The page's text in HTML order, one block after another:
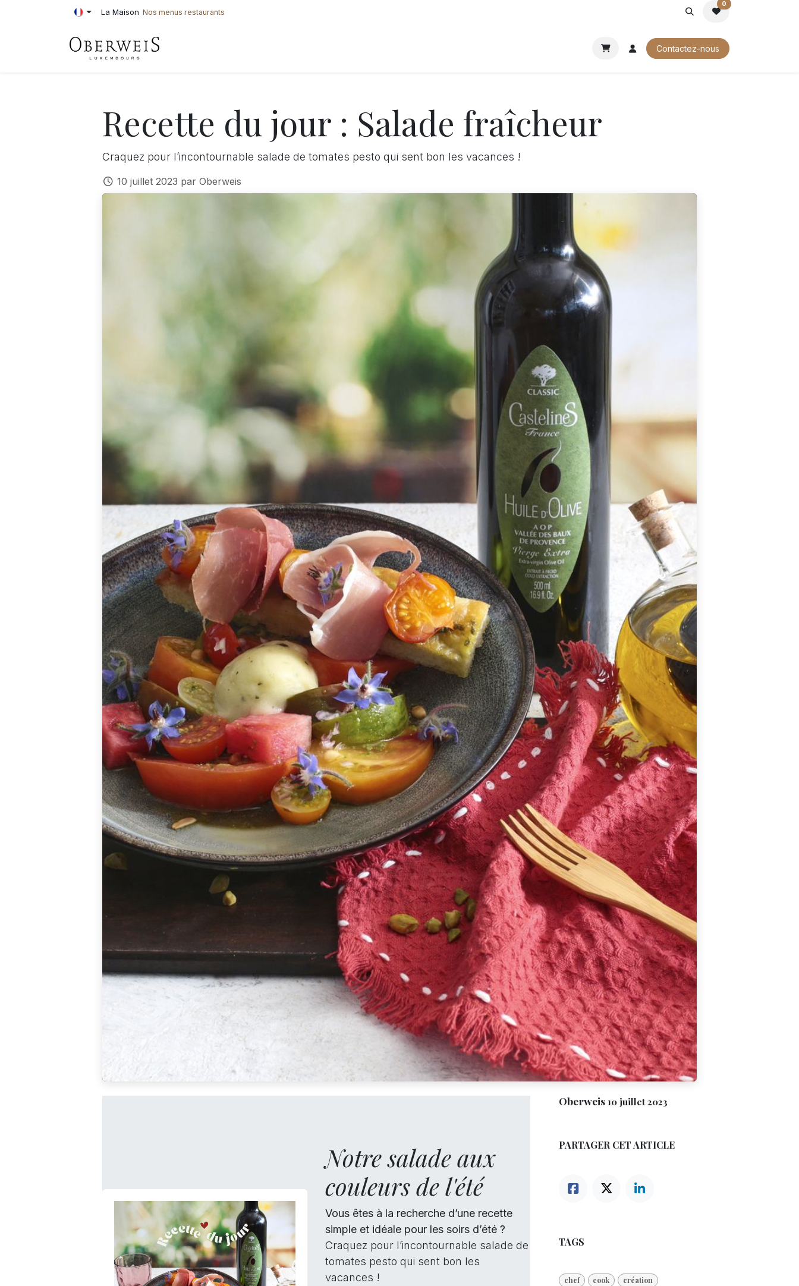
Se rendre au contenu La Maison Nos menus restaurants
0
Contactez-nous
Recette du jour : Salade fraîcheur
Craquez pour l’incontournable salade de tomates pesto qui sent bon les vacances !
10 juillet 2023 par Oberweis
Notre salade aux
couleurs de l'été
Vous êtes à la recherche d’une recette
simple et idéale pour les soirs d’été ?
Craquez pour l’incontournable salade de
tomates pesto qui sent bon les
vacances !
Oberweis10 juillet 2023
PARTAGER CET ARTICLE
TAGS
chef cook
création